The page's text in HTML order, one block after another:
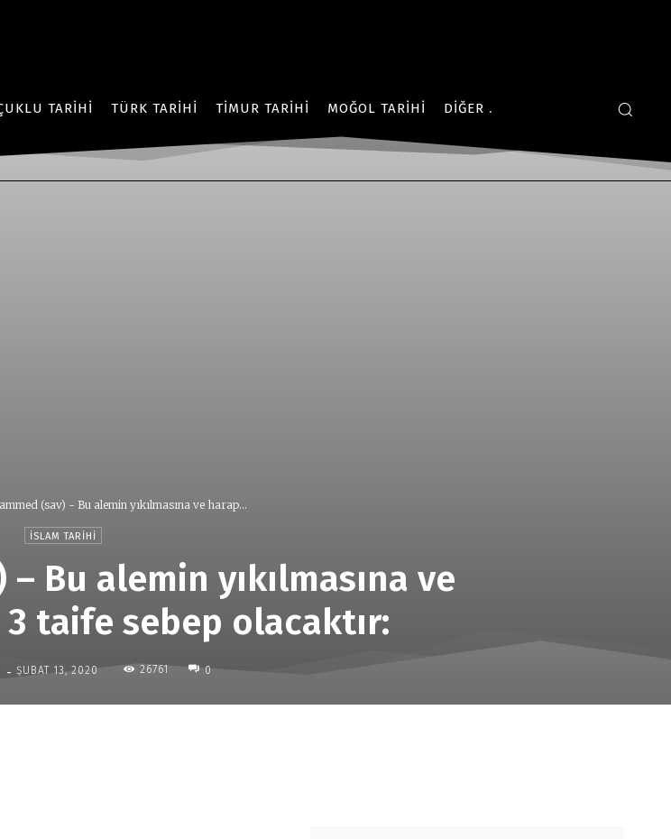
TARIHI TÜRK TARIHI TIMUR TARIHI MOĞOL TARIHI DIĞER
(sav) - Bu alemin yıkılmasına ve harap...
İSLAM TARIHI
Bu alemin yıkılmasına ve
taife sebep olacaktır:
- ŞUBAT 13, 2020 26761 0